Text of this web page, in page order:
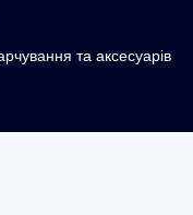
та аксесуарів